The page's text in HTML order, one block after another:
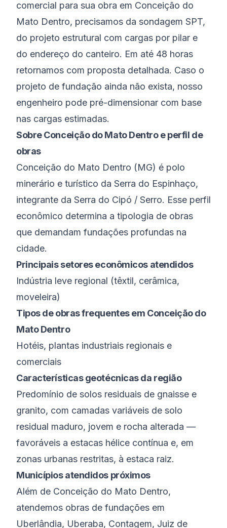
comercial para sua obra em Conceição do
Mato Dentro, precisamos da sondagem SPT,
do projeto estrutural com cargas por pilar e
do endereço do canteiro. Em até 48 horas
retornamos com proposta detalhada. Caso o
projeto de fundação ainda não exista, nosso
engenheiro pode pré-dimensionar com base
nas cargas estimadas.
SobreConceição do Mato Dentroe perfil de
obras
Conceição do Mato Dentro (MG) é polo
minerário e turístico da Serra do Espinhaço,
integrante da Serra do Cipó / Serro. Esse perfil
econômico determina a tipologia de obras
que demandam fundações profundas na
cidade.
Principais setores econômicos atendidos
Indústria leve regional (têxtil, cerâmica,
moveleira)
Tipos de obras frequentes em Conceição do
Mato Dentro
Hotéis, plantas industriais regionais e
comerciais
Características geotécnicas da região
Predomínio de solos residuais de gnaisse e
granito, com camadas variáveis de solo
residual maduro, jovem e rocha alterada —
favoráveis a estacas hélice contínua e, em
zonas urbanas restritas, à estaca raiz.
Municípios atendidos próximos
Além de Conceição do Mato Dentro,
atendemos obras de fundações em
Uberlândia, Uberaba, Contagem, Juiz de